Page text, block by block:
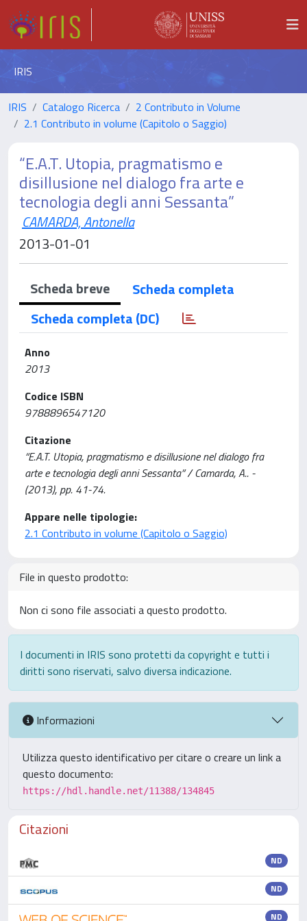
IRIS
IRIS Catalogo Ricerca
2 Contributo in Volume
2.1 Contributo in volume (Capitolo o Saggio)
“E.A.T. Utopia, pragmatismo e
disillusione nel dialogo fra arte e
tecnologia degli anni Sessanta”
CAMARDA, Antonella
2013-01-01
Scheda breve
Scheda completa
Scheda completa (DC)
Anno
2013
Codice ISBN
9788896547120
Citazione
“E.A.T. Utopia, pragmatismo e disillusione nel dialogo fra
arte e tecnologia degli anni Sessanta” / Camarda, A.. -
(2013), pp. 41-74.
Appare nelle tipologie:
2.1 Contributo in volume (Capitolo o Saggio)
File in questo prodotto:
Non ci sono file associati a questo prodotto.
I documenti in IRIS sono protetti da copyright e tutti i
diritti sono riservati, salvo diversa indicazione.
Informazioni
Utilizza questo identificativo per citare o creare un link a
questo documento:
https://hdl.handle.net/11388/134845
Citazioni
ND
ND
ND